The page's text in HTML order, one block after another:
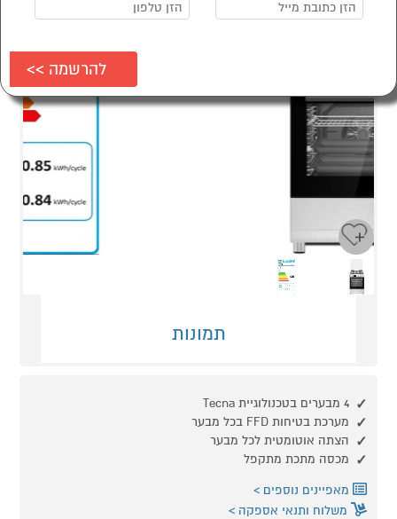
תמונות
4 מבערים בטכנולוגיית Tecna
מערכת בטיחות FFD בכל מבער
הצתה אוטומטית לכל מבער
מכסה מתכת מתקפל
מאפיינים נוספים
משלוח ותנאי אספקה